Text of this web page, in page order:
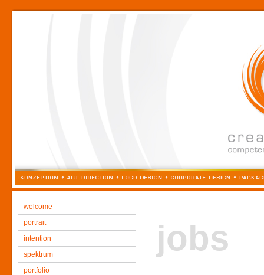
welcome
portrait
intention
spektrum
portfolio
jobs